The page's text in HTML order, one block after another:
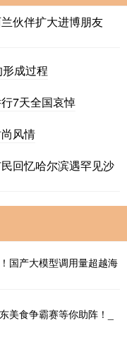
伙伴扩大进博朋友
成过程
7天全国哀悼
风情
回忆哈尔滨遇罕见沙
国产大模型调用量超越海
美食争霸赛等你助阵！_